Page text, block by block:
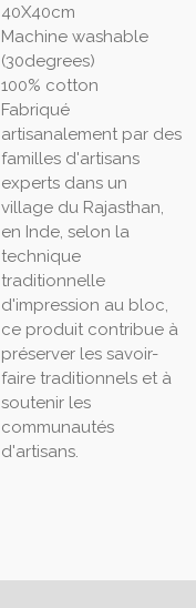
40X40cm
Machine washable
(30degrees)
100% cotton
Fabriqué
artisanalement par des
familles d'artisans
experts dans un
village du Rajasthan,
en Inde, selon la
technique
traditionnelle
d'impression au bloc,
ce produit contribue à
préserver les savoir-
faire traditionnels et à
soutenir les
communautés
d'artisans.